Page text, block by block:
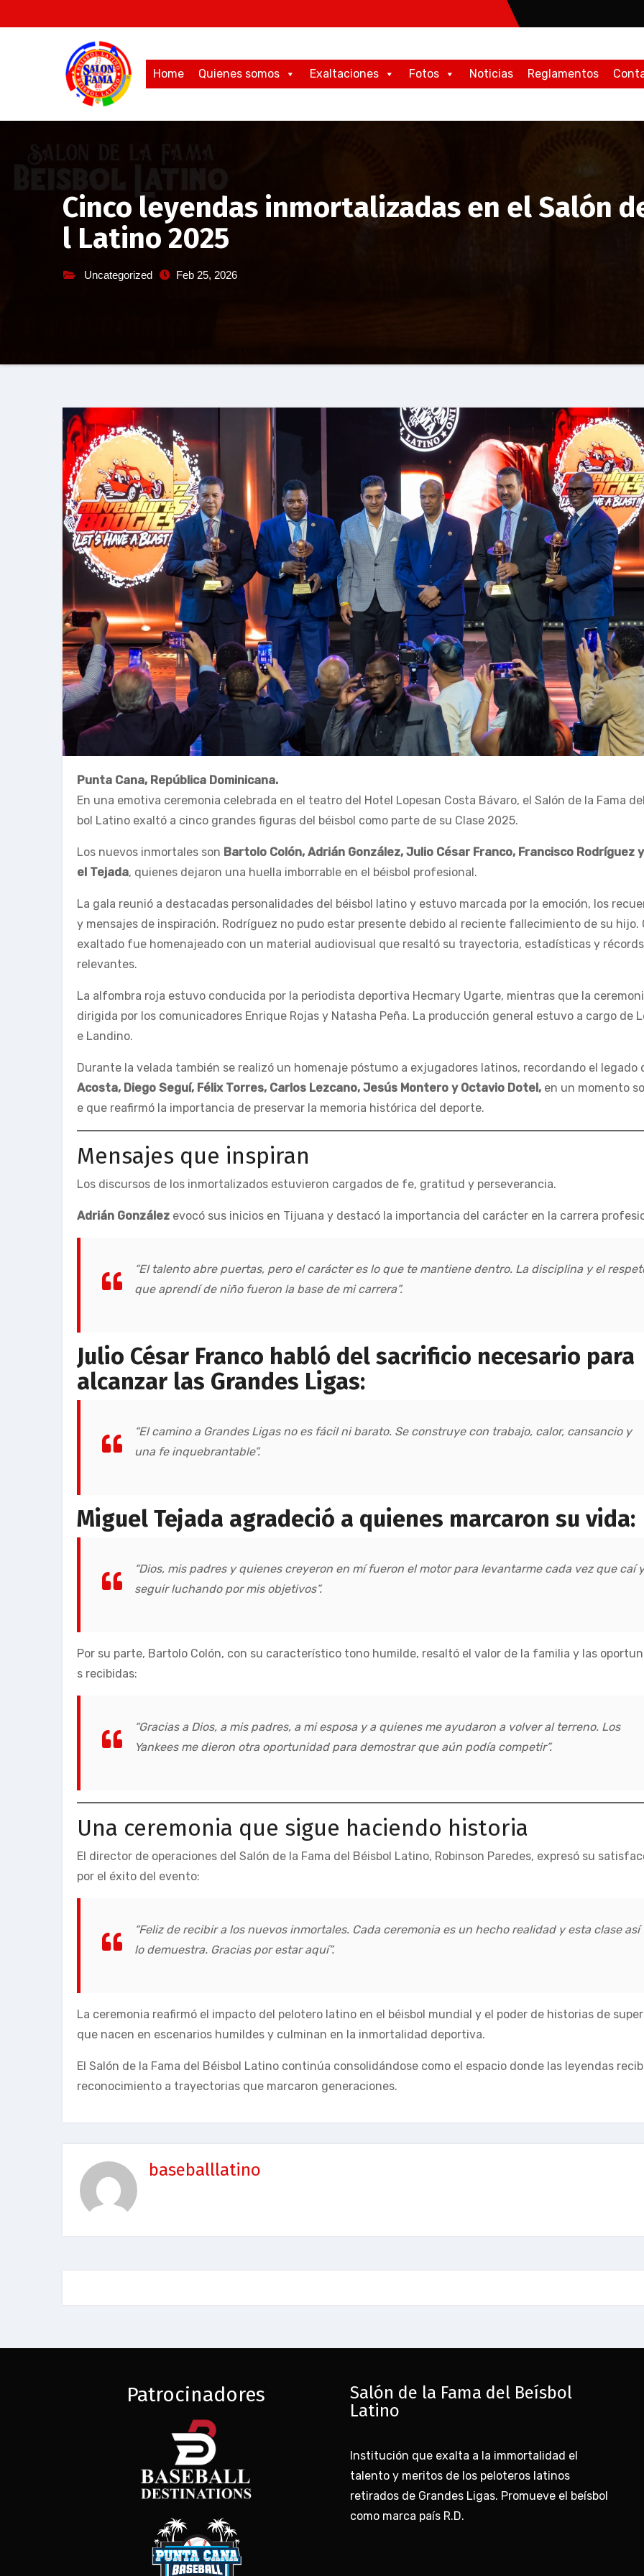
al
Home
Quienes somos Exaltaciones Fotos Noticias Reglamentos
Cinco leyendas inmortalizadas en el Salón
l Latino 2025
Uncategorized Feb 25, 2026
Punta Cana, República Dominicana.
En una emotiva ceremonia celebrada en el teatro del Hotel Lopesan Costa Bávaro, el Salón de la Fama
bol Latino exaltó a cinco grandes figuras del béisbol como parte de su Clase 2025.
Los nuevos inmortales son Bartolo Colón, Adrián González, Julio César Franco, Francisco Rodríguez
el Tejada, quienes dejaron una huella imborrable en el béisbol profesional.
La gala reunió a destacadas personalidades del béisbol latino y estuvo marcada por la emoción, los
y mensajes de inspiración. Rodríguez no pudo estar presente debido al reciente fallecimiento de su hijo.
exaltado fue homenajeado con un material audiovisual que resaltó su trayectoria, estadísticas y
relevantes.
La alfombra roja estuvo conducida por la periodista deportiva Hecmary Ugarte, mientras que la
dirigida por los comunicadores Enrique Rojas y Natasha Peña. La producción general estuvo a cargo de
e Landino.
Durante la velada también se realizó un homenaje póstumo a exjugadores latinos, recordando el legado
Acosta, Diego Seguí, Félix Torres, Carlos Lezcano, Jesús Montero y Octavio Dotel, en un momento
e que reafirmó la importancia de preservar la memoria histórica del deporte.
Mensajes que inspiran
Los discursos de los inmortalizados estuvieron cargados de fe, gratitud y perseverancia.
Adrián González evocó sus inicios en Tijuana y destacó la importancia del carácter en la carrera
“El talento abre puertas, pero el carácter es lo que te mantiene dentro. La disciplina y el
que aprendí de niño fueron la base de mi carrera”.
Julio César Franco habló del sacrificio necesario para
alcanzar las Grandes Ligas:
“El camino a Grandes Ligas no es fácil ni barato. Se construye con trabajo, calor, cansancio y
una fe inquebrantable”.
Miguel Tejada agradeció a quienes marcaron su vida:
“Dios, mis padres y quienes creyeron en mí fueron el motor para levantarme cada vez que caí y
seguir luchando por mis objetivos”.
Por su parte, Bartolo Colón, con su característico tono humilde, resaltó el valor de la familia y las
s recibidas:
“Gracias a Dios, a mis padres, a mi esposa y a quienes me ayudaron a volver al terreno. Los
Yankees me dieron otra oportunidad para demostrar que aún podía competir”.
Una ceremonia que sigue haciendo historia
El director de operaciones del Salón de la Fama del Béisbol Latino, Robinson Paredes, expresó su
por el éxito del evento:
“Feliz de recibir a los nuevos inmortales. Cada ceremonia es un hecho realidad y esta clase así
lo demuestra. Gracias por estar aquí”.
La ceremonia reafirmó el impacto del pelotero latino en el béisbol mundial y el poder de historias de
que nacen en escenarios humildes y culminan en la inmortalidad deportiva.
El Salón de la Fama del Béisbol Latino continúa consolidándose como el espacio donde las leyendas
reconocimiento a trayectorias que marcaron generaciones.
baseballlatino
Patrocinadores
Salón de la Fama del Beísbol
Latino
Institución que exalta a la immortalidad el
talento y meritos de los peloteros latinos
retirados de Grandes Ligas. Promueve el beísbol
como marca país R.D.